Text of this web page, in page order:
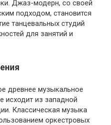
Джаз-модерн, со своей
подходом, становится
танцевальных студий
для занятий и
древнее музыкальное
исходит из западной
Классическая музыка
оркестровых